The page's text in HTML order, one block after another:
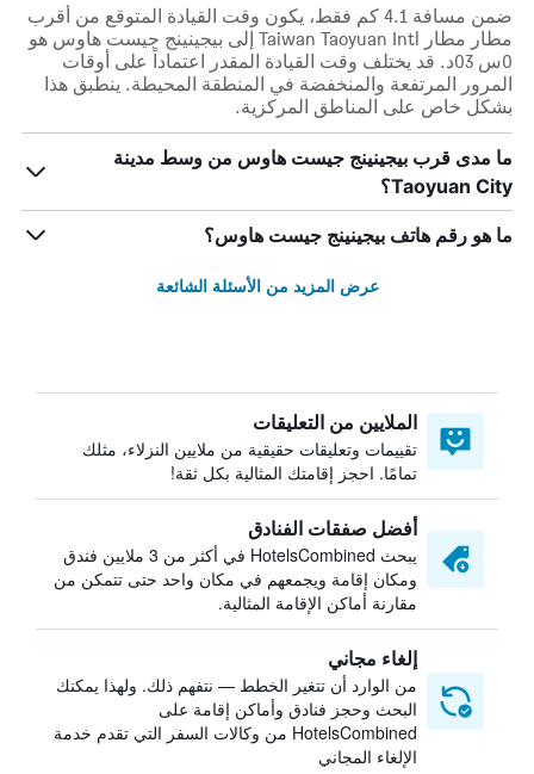
ضمن مسافة 4.1 كم فقط، يكون وقت القيادة المتوقع من أقرب
مطار مطار Taiwan Taoyuan Intl إلى بيجينينج جيست هاوس هو
0س 03د. قد يختلف وقت القيادة المقدر اعتماداً على أوقات
المرور المرتفعة والمنخفضة في المنطقة المحيطة. ينطبق هذا
بشكل خاص على المناطق المركزية.
ما مدى قرب بيجينينج جيست هاوس من وسط مدينة
Taoyuan City؟
ما هو رقم هاتف بيجينينج جيست هاوس؟
عرض المزيد من الأسئلة الشائعة
الملايين من التعليقات
تقييمات وتعليقات حقيقية من ملايين النزلاء، مثلك
تمامًا. احجز إقامتك المثالية بكل ثقة!
أفضل صفقات الفنادق
يبحث HotelsCombined في أكثر من 3 ملايين فندق
ومكان إقامة ويجمعهم في مكان واحد حتى تتمكن من
مقارنة أماكن الإقامة المثالية.
إلغاء مجاني
من الوارد أن تتغير الخطط — نتفهم ذلك. ولهذا يمكنك
البحث وحجز فنادق وأماكن إقامة على
HotelsCombined من وكالات السفر التي تقدم خدمة
الإلغاء المجاني